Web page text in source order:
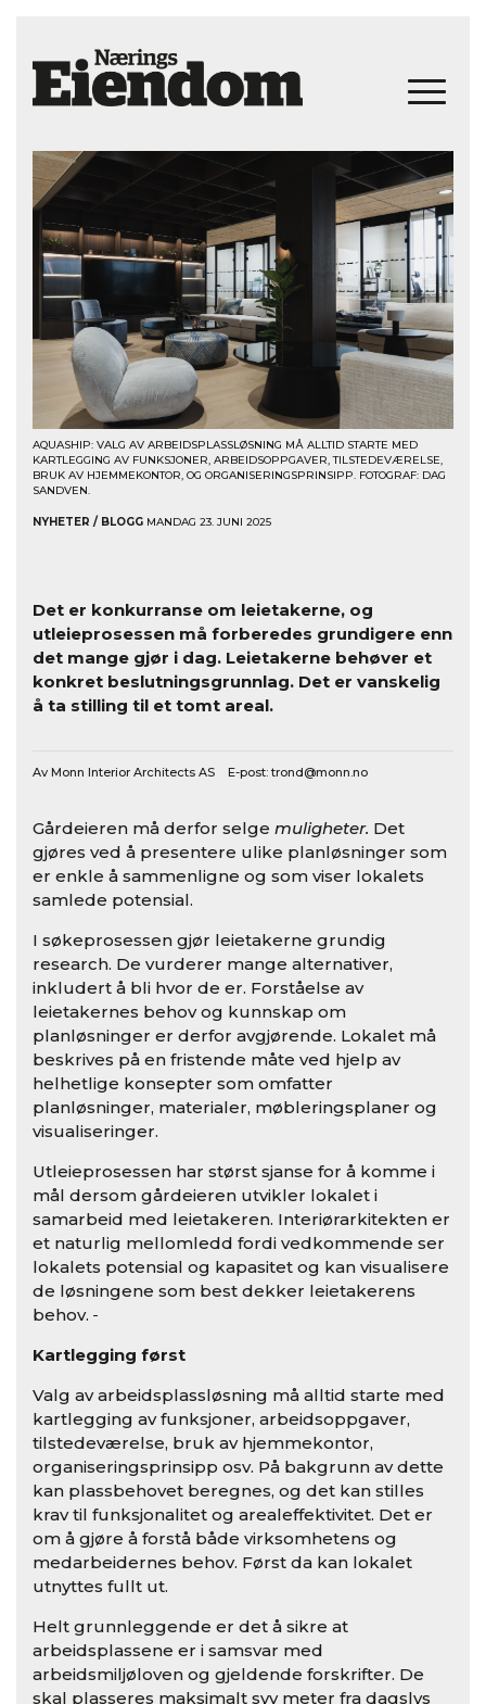
AQUASHIP: VALG AV ARBEIDSPLASSLØSNING MÅ ALLTID STARTE MED
KARTLEGGING AV FUNKSJONER, ARBEIDSOPPGAVER, TILSTEDEVÆRELSE,
BRUK AV HJEMMEKONTOR, OG ORGANISERINGSPRINSIPP. FOTOGRAF: DAG
SANDVEN.
NYHETER / BLOGG MANDAG 23. JUNI 2025
Det er konkurranse om leietakerne, og
utleieprosessen må forberedes grundigere enn
det mange gjør i dag. Leietakerne behøver et
konkret beslutningsgrunnlag. Det er vanskelig
å ta stilling til et tomt areal.
Av Monn Interior Architects AS E-post: trond@monn.no
Gårdeieren må derfor selge muligheter. Det
gjøres ved å presentere ulike planløsninger som
er enkle å sammenligne og som viser lokalets
samlede potensial.
I søkeprosessen gjør leietakerne grundig
research. De vurderer mange alternativer,
inkludert å bli hvor de er. Forståelse av
leietakernes behov og kunnskap om
planløsninger er derfor avgjørende. Lokalet må
beskrives på en fristende måte ved hjelp av
helhetlige konsepter som omfatter
planløsninger, materialer, møbleringsplaner og
visualiseringer.
Utleieprosessen har størst sjanse for å komme i
mål dersom gårdeieren utvikler lokalet i
samarbeid med leietakeren. Interiørarkitekten er
et naturlig mellomledd fordi vedkommende ser
lokalets potensial og kapasitet og kan visualisere
de løsningene som best dekker leietakerens
behov.
Kartlegging først
Valg av arbeidsplassløsning må alltid starte med
kartlegging av funksjoner, arbeidsoppgaver,
tilstedeværelse, bruk av hjemmekontor,
organiseringsprinsipp osv. På bakgrunn av dette
kan plassbehovet beregnes, og det kan stilles
krav til funksjonalitet og arealeffektivitet. Det er
om å gjøre å forstå både virksomhetens og
medarbeidernes behov. Først da kan lokalet
utnyttes fullt ut.
Helt grunnleggende er det å sikre at
arbeidsplassene er i samsvar med
arbeidsmiljøloven og gjeldende forskrifter. De
skal plasseres maksimalt syv meter fra dagslys